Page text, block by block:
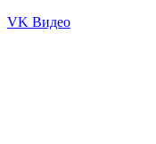
VK Видео